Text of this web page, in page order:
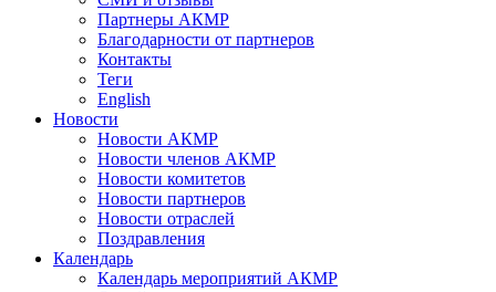
Партнеры АКМР
Благодарности от партнеров
Контакты
Теги
English
Новости
Новости АКМР
Новости членов АКМР
Новости комитетов
Новости партнеров
Новости отраслей
Поздравления
Календарь
Календарь мероприятий АКМР